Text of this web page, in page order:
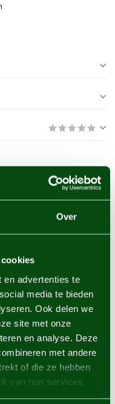
Over
en advertenties te
media te bieden
Ook delen we
site met onze
en analyse. Deze
met andere
of die ze hebben
van hun services.
€5,95
€4,95